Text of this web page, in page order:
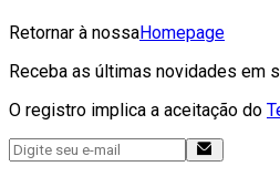
Retornar à nossaHomepage
Receba as últimas novidades em
O registro implica a aceitação do